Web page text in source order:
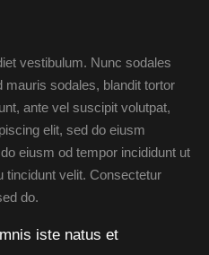
vestibulum. Nunc sodales
sodales, blandit tortor
ante vel suscipit volutpat,
elit, sed do eiusm
eiusm od tempor incididunt ut
tincidunt velit. Consectetur
do.
iste natus et